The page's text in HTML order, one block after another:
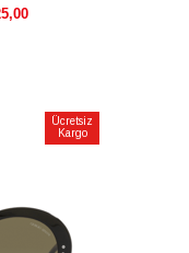
Ücretsiz
Kargo